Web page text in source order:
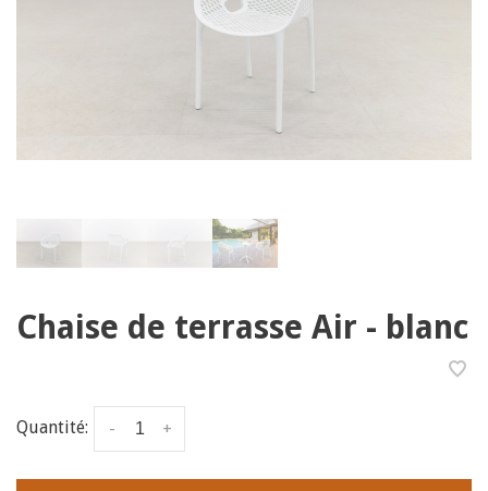
Chaise de terrasse Air - blanc
Quantité: +
-